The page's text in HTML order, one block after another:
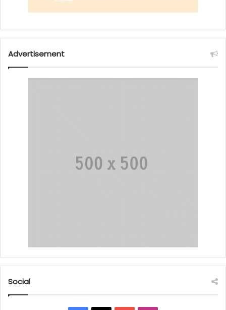
Advertisement
Social